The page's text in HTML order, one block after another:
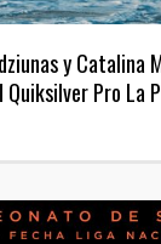
y Catalina
Quiksilver Pro La